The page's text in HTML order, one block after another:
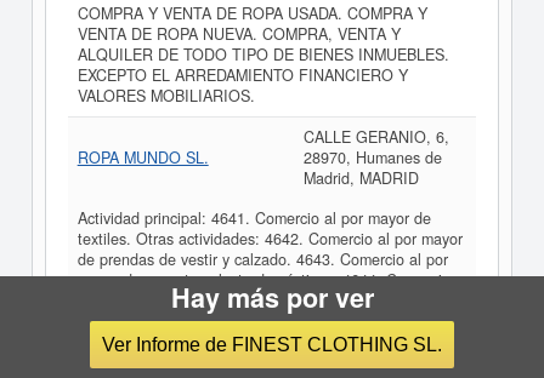
COMPRA Y VENTA DE ROPA USADA. COMPRA Y
VENTA DE ROPA NUEVA. COMPRA, VENTA Y
ALQUILER DE TODO TIPO DE BIENES INMUEBLES.
EXCEPTO EL ARREDAMIENTO FINANCIERO Y
VALORES MOBILIARIOS.
ROPA MUNDO SL.
CALLE GERANIO, 6,
28970, Humanes de
Madrid, MADRID
Actividad principal: 4641. Comercio al por mayor de
textiles. Otras actividades: 4642. Comercio al por mayor
de prendas de vestir y calzado. 4643. Comercio al por
mayor de aparatos electrodomésticos. 4644. Comercio
al por mayor de porcelana, cristalería y articulos de
limpieza. 4645. Comercio
CALLE GARDENIA, 33,
Hay más por ver
Ver Informe de FINEST CLOTHING SL.